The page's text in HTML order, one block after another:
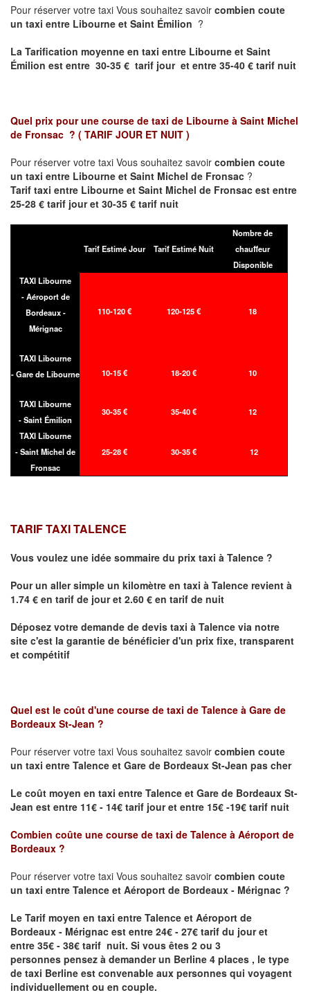
Pour réserver votre taxi Vous souhaitez savoir combien coute
un taxi entre Libourne et Saint Émilion ?
La Tarification moyenne en taxi entre Libourne et Saint
Émilion est entre 30-35 € tarif jour et entre 35-40 € tarif nuit
Quel prix pour une course de taxi de Libourne à Saint Michel
de Fronsac ? ( TARIF JOUR ET NUIT )
Pour réserver votre taxi Vous souhaitez savoir combien coute
un taxi entre Libourne et Saint Michel de Fronsac ?
Tarif taxi entre Libourne et Saint Michel de Fronsac est entre
25-28 € tarif jour et 30-35 € tarif nuit
Tarif Estimé Jour Tarif Estimé Nuit
Nombre de
chauffeur
Disponible
TAXI Libourne
- Aéroport de
Bordeaux -
Mérignac
110-120 € 120-125 € 18
TAXI Libourne
- Gare de Libourne
10-15 € 18-20 € 10
TAXI Libourne
- Saint Émilion
30-35 € 35-40 € 12
TAXI Libourne
- Saint Michel de
Fronsac
25-28 € 30-35 € 12
TARIF TAXI TALENCE
Vous voulez une idée sommaire du prix taxi à Talence ?
Pour un aller simple un kilomètre en taxi à Talence revient à
1.74 € en tarif de jour et 2.60 € en tarif de nuit
Déposez votre demande de devis taxi à Talence via notre
site c'est la garantie de bénéficier d'un prix fixe, transparent
et compétitif
Quel est le coût d'une course de taxi de Talence à Gare de
Bordeaux St-Jean ?
Pour réserver votre taxi Vous souhaitez savoir combien coute
un taxi entre Talence et Gare de Bordeaux St-Jean pas cher
Le coût moyen en taxi entre Talence et Gare de Bordeaux St-
Jean est entre 11€ - 14€ tarif jour et entre 15€ -19€ tarif nuit
Combien coûte une course de taxi de Talence à Aéroport de
Bordeaux ?
Pour réserver votre taxi Vous souhaitez savoir combien coute
un taxi entre Talence et Aéroport de Bordeaux - Mérignac ?
Le Tarif moyen en taxi entre Talence et Aéroport de
Bordeaux - Mérignac est entre 24€ - 27€ tarif du jour et
entre 35€ - 38€ tarif nuit. Si vous êtes 2 ou 3
personnes pensez à demander un Berline 4 places , le type
de taxi Berline est convenable aux personnes qui voyagent
individuellement ou en couple.